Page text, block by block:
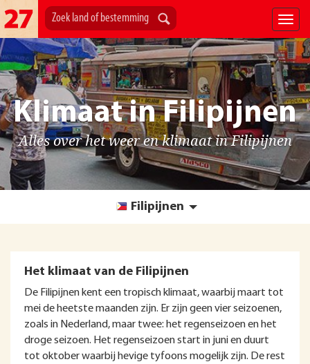
Klimaat in Filipijnen
Alles over het weer en klimaat in Filipijnen
Filipijnen
Het klimaat van de Filipijnen
De Filipijnen kent een tropisch klimaat, waarbij maart tot
mei de heetste maanden zijn. Er zijn geen vier seizoenen,
zoals in Nederland, maar twee: het regenseizoen en het
droge seizoen. Het regenseizoen start in juni en duurt
tot oktober waarbij hevige tyfoons mogelijk zijn. De rest